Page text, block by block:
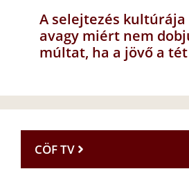
A selejtezés kultúrája
avagy miért nem
múltat, ha a jövő a tét
CÖF TV